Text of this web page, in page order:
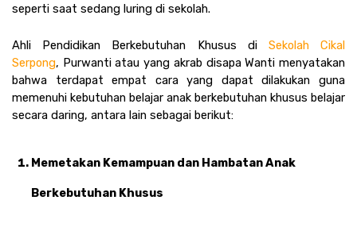
seperti saat sedang luring di sekolah.
Ahli Pendidikan Berkebutuhan Khusus di Sekolah Cikal
Serpong, Purwanti atau yang akrab disapa Wanti menyatakan
bahwa terdapat empat cara yang dapat dilakukan guna
memenuhi kebutuhan belajar anak berkebutuhan khusus belajar
secara daring, antara lain sebagai berikut:
Memetakan Kemampuan dan Hambatan Anak
Berkebutuhan Khusus